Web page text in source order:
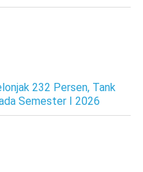
232 Persen, Tank
Semester I 2026